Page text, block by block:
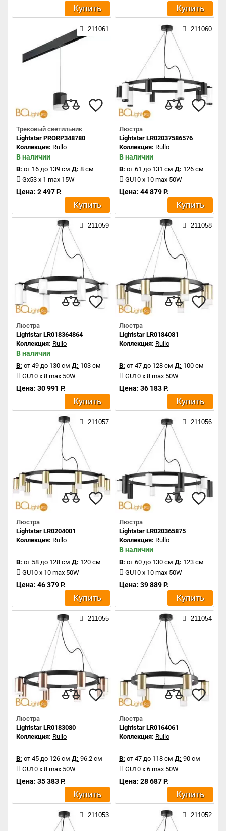
Купить Купить
211061
Трековый светильник
Lightstar PRORP348780
Коллекция: Rullo
В наличии
В: от 16 до 139 см Д: 8 см
Gx53 x 1 max 15W
Цена: 2 497 Р.
Купить
211060
Люстра
Lightstar LR02037586576
Коллекция: Rullo
В наличии
В: от 61 до 131 см Д: 126 см
GU10 x 10 max 50W
Цена: 44 879 Р.
Купить
211059
Люстра
Lightstar LR018364864
Коллекция: Rullo
В наличии
В: от 49 до 130 см Д: 103 см
GU10 x 8 max 50W
Цена: 30 991 Р.
Купить
211058
Люстра
Lightstar LR0184081
Коллекция: Rullo
В: от 47 до 128 см Д: 100 см
GU10 x 8 max 50W
Цена: 36 183 Р.
Купить
211057
Люстра
Lightstar LR0204001
Коллекция: Rullo
В: от 58 до 128 см Д: 120 см
GU10 x 10 max 50W
Цена: 46 379 Р.
Купить
211056
Люстра
Lightstar LR020365875
Коллекция: Rullo
В наличии
В: от 60 до 130 см Д: 123 см
GU10 x 10 max 50W
Цена: 39 889 Р.
Купить
211055
Люстра
Lightstar LR0183080
Коллекция: Rullo
В: от 45 до 126 см Д: 96.2 см
GU10 x 8 max 50W
Цена: 35 383 Р.
Купить
211054
Люстра
Lightstar LR0164061
Коллекция: Rullo
В: от 47 до 118 см Д: 90 см
GU10 x 6 max 50W
Цена: 28 687 Р.
Купить
211053 211052